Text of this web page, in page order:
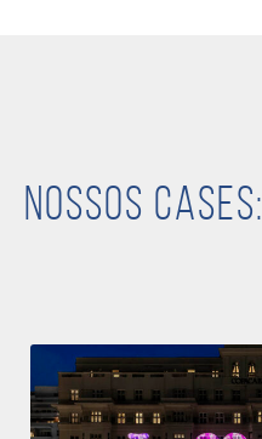
Nossos Cases: